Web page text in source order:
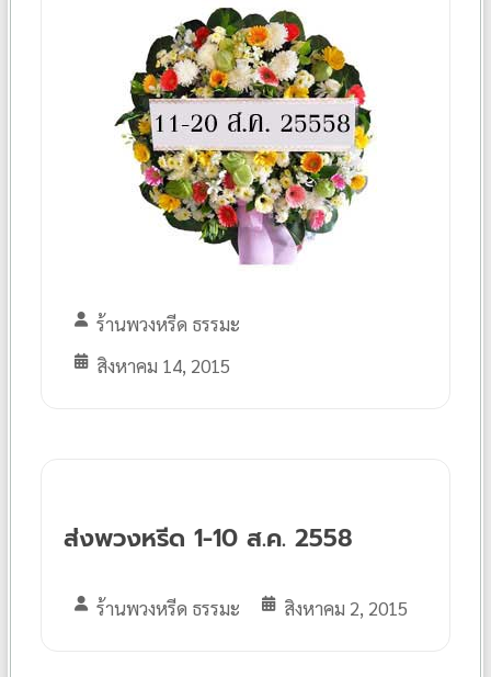
ร้านพวงหรีด ธรรมะ
สิงหาคม 14, 2015
ส่งพวงหรีด 1-10 ส.ค. 2558
ร้านพวงหรีด ธรรมะ สิงหาคม 2, 2015